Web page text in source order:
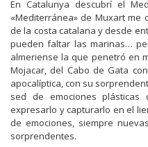
En Catalunya descubrí el
«Mediterránea» de Muxart me
de la costa catalana y desde
pueden faltar las marinas…
almeriense la que penetró en
Mojacar, del Cabo de Gata
apocalíptica, con su
sed de emociones
expresarlo y capturarlo en el
de emociones, siempre
sorprendentes.